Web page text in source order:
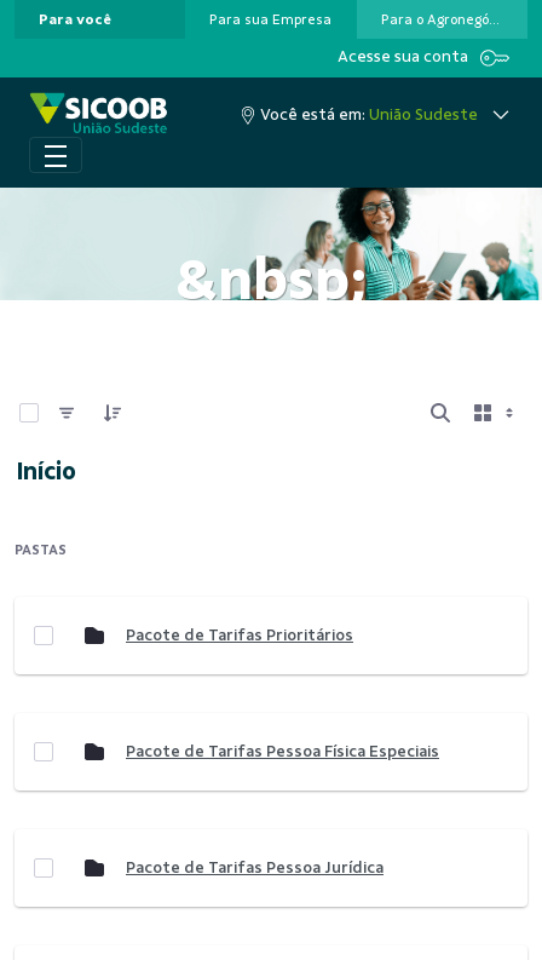
Pular para o Conteúdo principal
Para você Para sua Empresa Para o Agronegócio
Acesse sua conta
Você está em:União Sudeste
&nbsp;
Início
PASTAS
Pacote de Tarifas Prioritários
Pacote de Tarifas Pessoa Física Especiais
Pacote de Tarifas Pessoa Jurídica